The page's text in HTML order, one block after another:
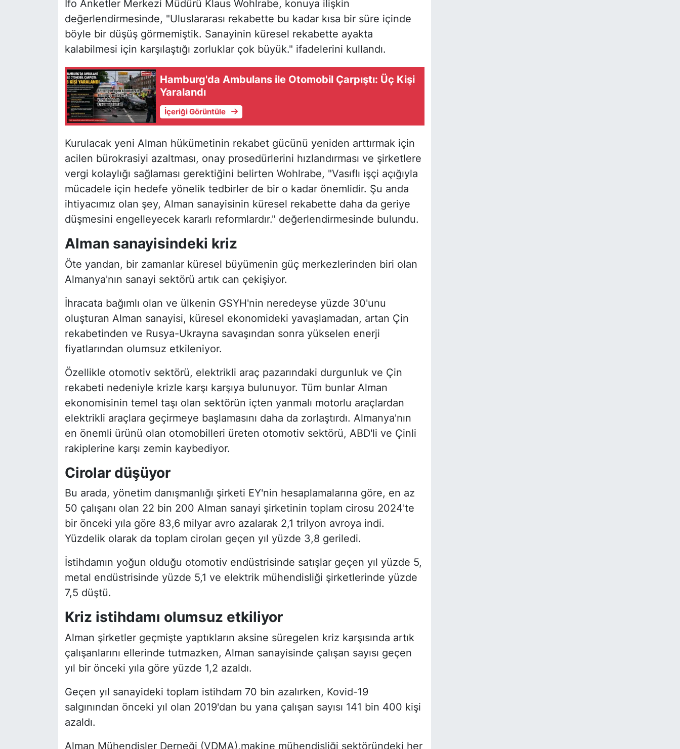
Ifo Anketler Merkezi Müdürü Klaus Wohlrabe, konuya ilişkin
değerlendirmesinde, "Uluslararası rekabette bu kadar kısa bir süre içinde
böyle bir düşüş görmemiştik. Sanayinin küresel rekabette ayakta
kalabilmesi için karşılaştığı zorluklar çok büyük." ifadelerini kullandı.
Hamburg'da Ambulans ile Otomobil Çarpıştı: Üç Kişi
Yaralandı
İçeriği Görüntüle
Kurulacak yeni Alman hükümetinin rekabet gücünü yeniden arttırmak için
acilen bürokrasiyi azaltması, onay prosedürlerini hızlandırması ve şirketlere
vergi kolaylığı sağlaması gerektiğini belirten Wohlrabe, "Vasıflı işçi açığıyla
mücadele için hedefe yönelik tedbirler de bir o kadar önemlidir. Şu anda
ihtiyacımız olan şey, Alman sanayisinin küresel rekabette daha da geriye
düşmesini engelleyecek kararlı reformlardır." değerlendirmesinde bulundu.
Alman sanayisindeki kriz
Öte yandan, bir zamanlar küresel büyümenin güç merkezlerinden biri olan
Almanya'nın sanayi sektörü artık can çekişiyor.
İhracata bağımlı olan ve ülkenin GSYH'nin neredeyse yüzde 30'unu
oluşturan Alman sanayisi, küresel ekonomideki yavaşlamadan, artan Çin
rekabetinden ve Rusya-Ukrayna savaşından sonra yükselen enerji
fiyatlarından olumsuz etkileniyor.
Özellikle otomotiv sektörü, elektrikli araç pazarındaki durgunluk ve Çin
rekabeti nedeniyle krizle karşı karşıya bulunuyor. Tüm bunlar Alman
ekonomisinin temel taşı olan sektörün içten yanmalı motorlu araçlardan
elektrikli araçlara geçirmeye başlamasını daha da zorlaştırdı. Almanya'nın
en önemli ürünü olan otomobilleri üreten otomotiv sektörü, ABD'li ve Çinli
rakiplerine karşı zemin kaybediyor.
Cirolar düşüyor
Bu arada, yönetim danışmanlığı şirketi EY'nin hesaplamalarına göre, en az
50 çalışanı olan 22 bin 200 Alman sanayi şirketinin toplam cirosu 2024'te
bir önceki yıla göre 83,6 milyar avro azalarak 2,1 trilyon avroya indi.
Yüzdelik olarak da toplam ciroları geçen yıl yüzde 3,8 geriledi.
İstihdamın yoğun olduğu otomotiv endüstrisinde satışlar geçen yıl yüzde 5,
metal endüstrisinde yüzde 5,1 ve elektrik mühendisliği şirketlerinde yüzde
7,5 düştü.
Kriz istihdamı olumsuz etkiliyor
Alman şirketler geçmişte yaptıkların aksine süregelen kriz karşısında artık
çalışanlarını ellerinde tutmazken, Alman sanayisinde çalışan sayısı geçen
yıl bir önceki yıla göre yüzde 1,2 azaldı.
Geçen yıl sanayideki toplam istihdam 70 bin azalırken, Kovid-19
salgınından önceki yıl olan 2019'dan bu yana çalışan sayısı 141 bin 400 kişi
azaldı.
Alman Mühendisler Derneği (VDMA),makine mühendisliği sektöründeki her